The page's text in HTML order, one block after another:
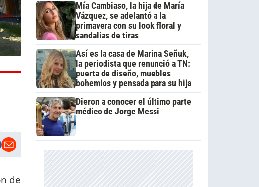
de
Mía Cambiaso, la hija de María
Vázquez, se adelantó a la
primavera con su look floral y
sandalias de tiras
Así es la casa de Marina Señuk,
la periodista que renunció a TN:
puerta de diseño, muebles
bohemios y pensada para su hija
Dieron a conocer el último parte
médico de Jorge Messi